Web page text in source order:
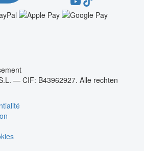
— CIF: B43962927. Alle rechten